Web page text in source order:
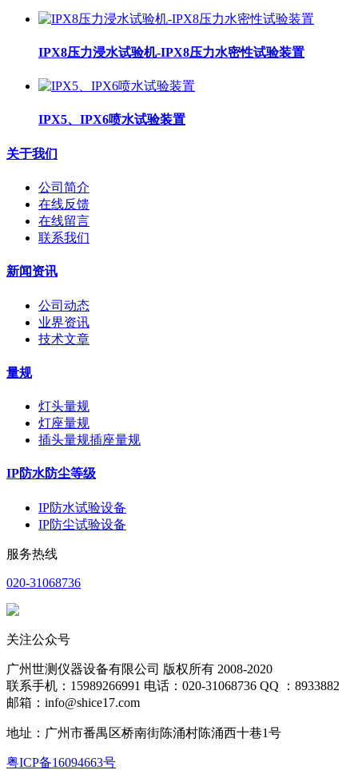
IPX8压力浸水试验机-IPX8压力水密性试验装置
IPX5、IPX6喷水试验装置
关于我们
公司简介
在线反馈
在线留言
联系我们
新闻资讯
公司动态
业界资讯
技术文章
量规
灯头量规
灯座量规
插头量规插座量规
IP防水防尘等级
IP防水试验设备
IP防尘试验设备
服务热线
020-31068736
关注公众号
广州世测仪器设备有限公司 版权所有 2008-2020
联系手机：15989266991 电话：020-31068736 QQ ：8933882
邮箱：info@shice17.com
地址： 广州市番禺区桥南街陈涌村陈涌西十巷1号
粤ICP备16094663号